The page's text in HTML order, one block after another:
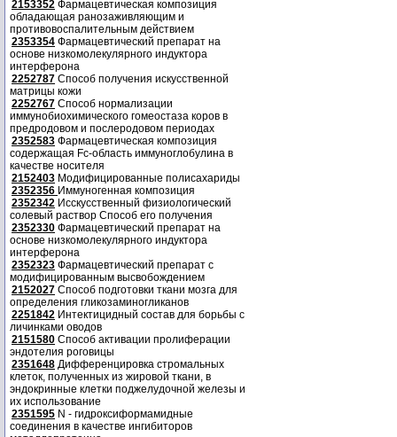
2153352 Фармацевтическая композиция
обладающая ранозаживляющим и
противовоспалительным действием
2353354 Фармацевтический препарат на
основе низкомолекулярного индуктора
интерферона
2252787 Способ получения искусственной
матрицы кожи
2252767 Способ нормализации
иммунобиохимического гомеостаза коров в
предродовом и послеродовом периодах
2352583 Фармацевтическая композиция
содержащая Fc-область иммуноглобулина в
качестве носителя
2152403 Модифицированные полисахариды
2352356 Иммуногенная композиция
2352342 Исскусственный физиологический
солевый раствор Способ его получения
2352330 Фармацевтический препарат на
основе низкомолекулярного индуктора
интерферона
2352323 Фармацевтический препарат с
модифицированным высвобождением
2152027 Способ подготовки ткани мозга для
определения гликозаминогликанов
2251842 Интектицидный состав для борьбы с
личинками оводов
2151580 Способ активации пролиферации
эндотелия роговицы
2351648 Дифференцировка стромальных
клеток, полученных из жировой ткани, в
эндокринные клетки поджелудочной железы и
их использование
2351595 N - гидроксиформамидные
соединения в качестве ингибиторов